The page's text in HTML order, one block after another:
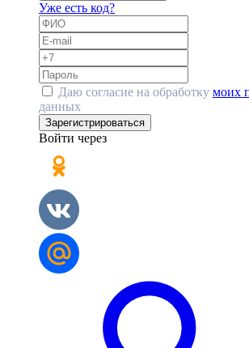
Уже есть код?
Даю согласие на обработку моих
данных
Зарегистрироваться
Войти через